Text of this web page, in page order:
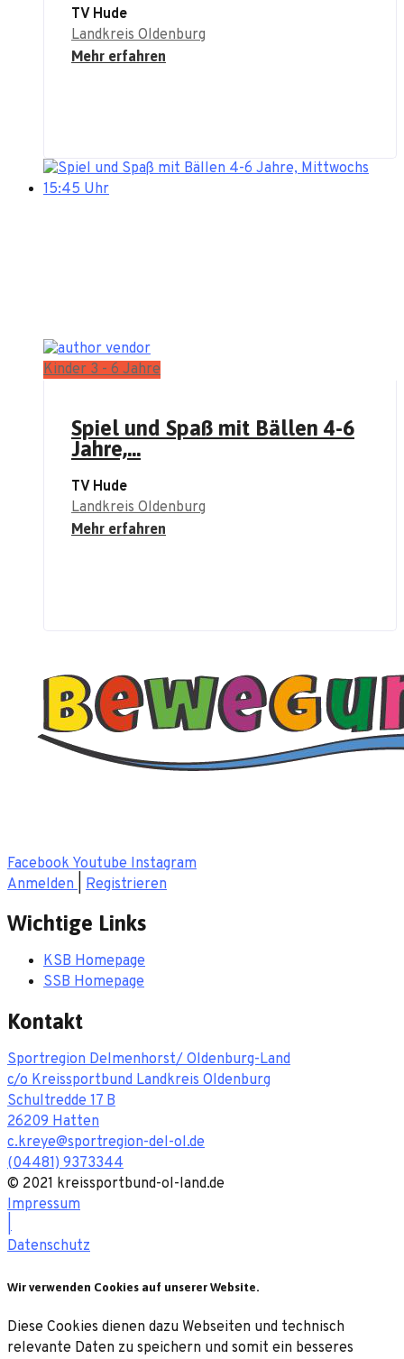
TV Hude
Landkreis Oldenburg
Mehr erfahren
Kinder 3 - 6 Jahre
Spiel und Spaß mit Bällen 4-6
Jahre,...
TV Hude
Landkreis Oldenburg
Mehr erfahren
Facebook Youtube Instagram
Anmelden
Registrieren
Wichtige Links
KSB Homepage
SSB Homepage
Kontakt
Sportregion Delmenhorst/ Oldenburg-Land
c/o Kreissportbund Landkreis Oldenburg
Schultredde 17 B
26209 Hatten
c.kreye@sportregion-del-ol.de
(04481) 9373344
© 2021 kreissportbund-ol-land.de
Impressum
|
Datenschutz
Wir verwenden Cookies auf unserer Website.
Diese Cookies dienen dazu Webseiten und technisch
relevante Daten zu speichern und somit ein besseres